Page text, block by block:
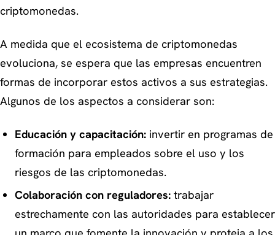
criptomonedas.
A medida que el ecosistema de criptomonedas
evoluciona, se espera que las empresas encuentren
formas de incorporar estos activos a sus estrategias.
Algunos de los aspectos a considerar son:
Educación y capacitación:invertir en programas de
formación para empleados sobre el uso y los
riesgos de las criptomonedas.
Colaboración con reguladores:trabajar
estrechamente con las autoridades para establecer